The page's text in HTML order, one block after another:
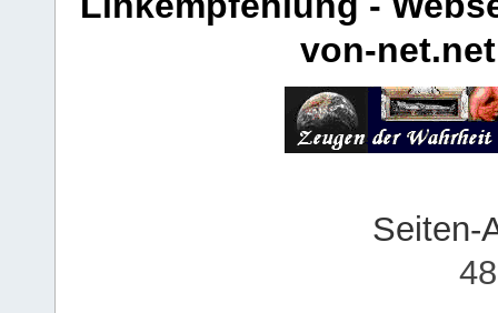
von-net.net
Seiten-